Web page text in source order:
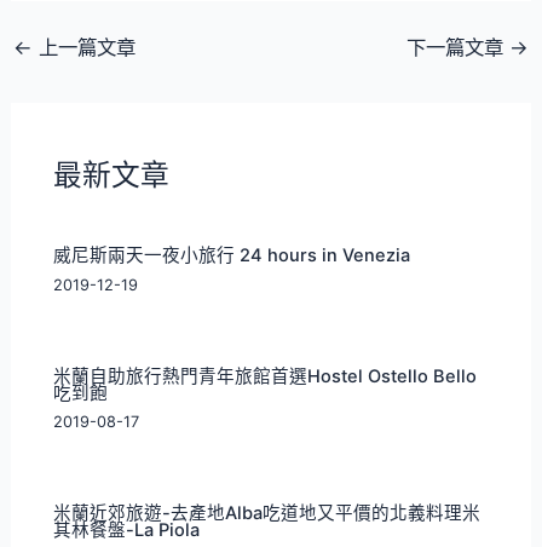
← 上一篇文章 下一篇文章 →
最新文章
威尼斯兩天一夜小旅行 24 hours in Venezia
2019-12-19
米蘭自助旅行熱門青年旅館首選Hostel Ostello Bello
吃到飽
2019-08-17
米蘭近郊旅遊-去產地Alba吃道地又平價的北義料理米
其林餐盤-La Piola